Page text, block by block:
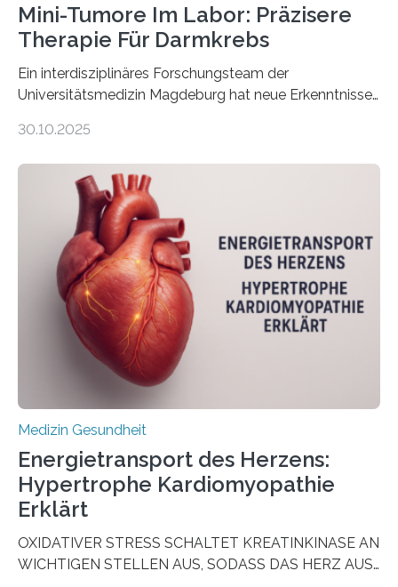
Mini-Tumore Im Labor: Präzisere
Therapie Für Darmkrebs
Ein interdisziplinäres Forschungsteam der
Universitätsmedizin Magdeburg hat neue Erkenntnisse
behandelt werden kann. In ihrer aktuellen Studie,
Oncology, zeigen die Forschenden, dass Mini-Tumore
aus Gewebe von Patientinnen und Patienten –
sogenannte Organoide – genutzt werden können, um
vorab zu prüfen, welche Medikamente am besten
wirken. Dabei wurde ein Eiweiß identifiziert, das künftig
als Biomarker für die Wahl der passenden Therapie
dienen könnte. Darmkrebs zählt weltweit zu den
häufigsten Krebsarten und stellt…
30.10.2025
Medizin Gesundheit
Energietransport des Herzens:
Hypertrophe Kardiomyopathie
Erklärt
OXIDATIVER STRESS SCHALTET KREATINKINASE AN
WICHTIGEN STELLEN AUS, SODASS DAS HERZ AUS